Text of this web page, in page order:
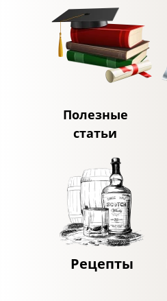
Полезные
статьи
Рецепты